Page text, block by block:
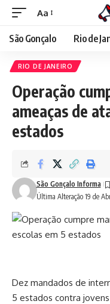
Aa
São Gonçalo Rio de
RIO DE JANEIRO
Operação
ameaças de
estados
Última Alteração 19 de
São Gonçalo Informa
Dez mandados de
5 estados contra